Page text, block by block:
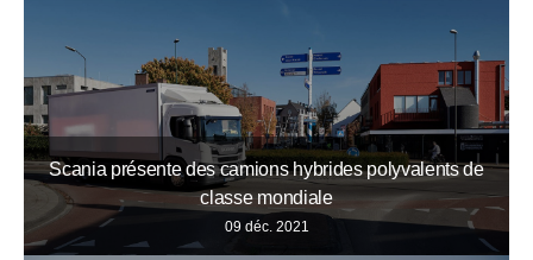
Scania présente des camions hybrides polyvalents de
classe mondiale
09 déc. 2021